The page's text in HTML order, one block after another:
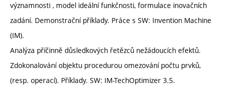
významnosti , model ideální funkčnosti, formulace inovačních
zadání. Demonstrační příklady. Práce s SW: Invention Machine
(IM).
Analýza příčinně důsledkových řetězců nežádoucích efektů.
Zdokonalování objektu procedurou omezování počtu prvků,
(resp. operací). Příklady. SW: IM-TechOptimizer 3.5.